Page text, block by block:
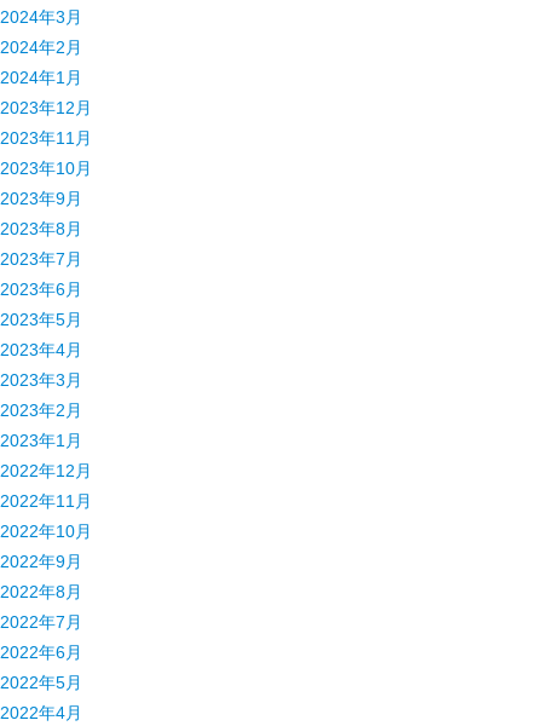
2024年3月
2024年2月
2024年1月
2023年12月
2023年11月
2023年10月
2023年9月
2023年8月
2023年7月
2023年6月
2023年5月
2023年4月
2023年3月
2023年2月
2023年1月
2022年12月
2022年11月
2022年10月
2022年9月
2022年8月
2022年7月
2022年6月
2022年5月
2022年4月